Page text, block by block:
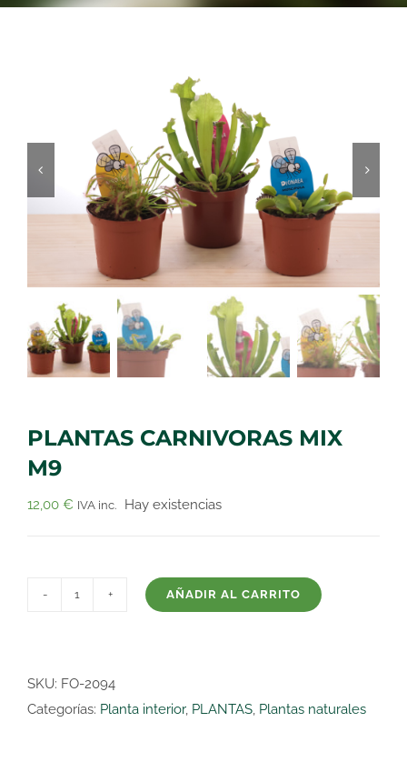
PLANTAS CARNIVORAS MIX
M9
12,00 € IVA inc. Hay existencias
M9
cantidad
AÑADIR AL CARRITO
SKU: FO-2094
Categorías: Planta interior, PLANTAS Plantas naturales